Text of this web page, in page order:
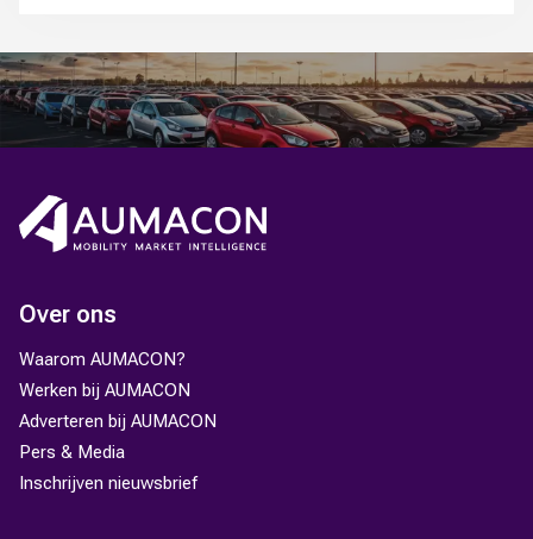
Over ons
Waarom AUMACON?
Werken bij AUMACON
Adverteren bij AUMACON
Pers & Media
Inschrijven nieuwsbrief